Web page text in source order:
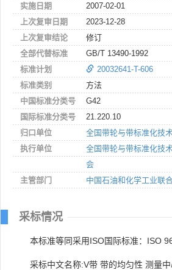
实施日期
2007-02-01
上次复审日期
2023-12-28
上次复审结论
修订
全部代替标准
GB/T 13490-1992
标准计划
20032641-T-606
标准类别
方法
中国标准分类号
G42
国际标准分类号
21.220.10
归口单位
全国带轮与带标准化技
执行单位
全国带轮与带标准化技
会
主管部门
中国石油和化学工业联
采标情况
本标准等同采用ISO国际标准：ISO
采标中文名称:V带 带的均匀性 测量